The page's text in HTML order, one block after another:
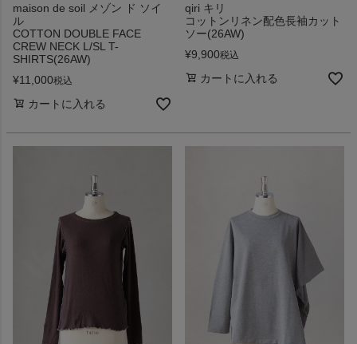
maison de soil メゾン ド ソイ
ル
COTTON DOUBLE FACE
CREW NECK L/SL T-
SHIRTS(26AW)
¥11,000税込
カートに入れる
qiri キリ
コットンリネン配色長袖カット
ソー(26AW)
¥9,900税込
カートに入れる